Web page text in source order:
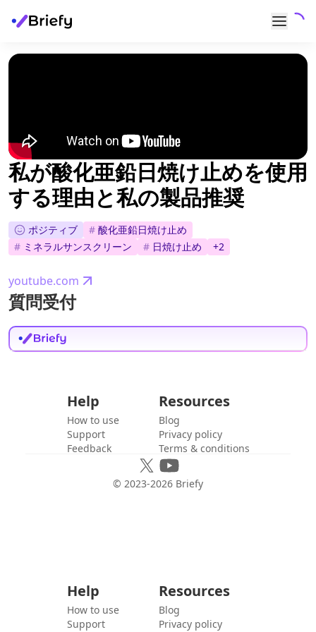
私が酸化亜鉛日焼け止めを使用
する理由と私の製品推奨
ポジティブ # 酸化亜鉛日焼け止め
# ミネラルサンスクリーン # 日焼け止め +2
youtube.com
質問受付
Help
How to use
Support
Feedback
Resources
Blog
Privacy policy
Terms & conditions
© 2023-2026 Briefy
Help
How to use
Support
Resources
Blog
Privacy policy